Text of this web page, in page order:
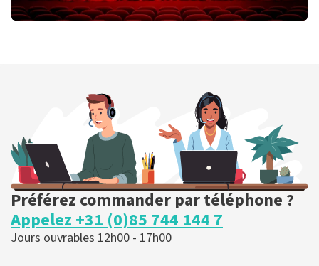
Hasselt, Belgie
ACHETER DES BILLETS
Préférez commander par téléphone ?
Appelez +31 (0)85 744 144 7
Jours ouvrables 12h00 - 17h00